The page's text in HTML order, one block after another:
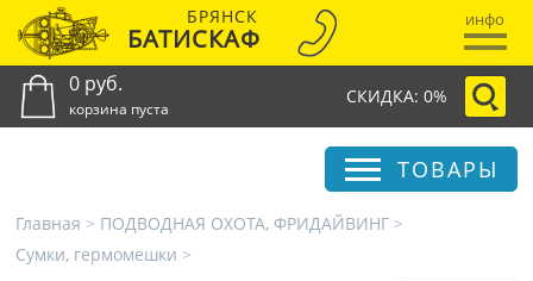
БРЯНСК
БАТИСКАФ
инфо
0 руб.
корзина пуста
СКИДКА: 0%
ТОВАРЫ
Главная > ПОДВОДНАЯ ОХОТА, ФРИДАЙВИНГ >
Сумки, гермомешки >